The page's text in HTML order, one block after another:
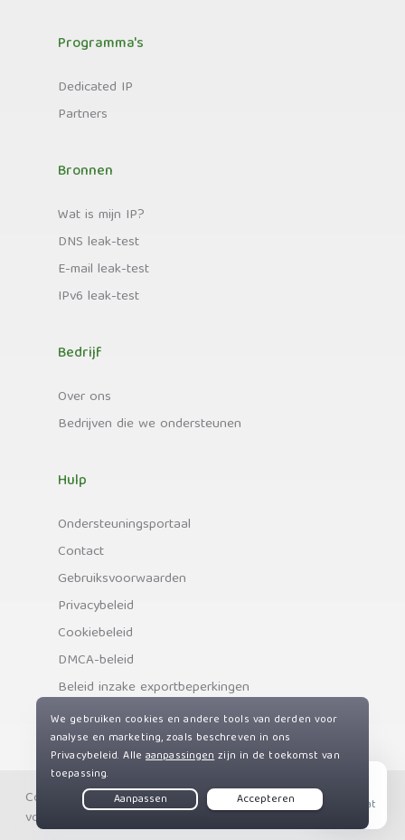
Programma's
Dedicated IP
Partners
Bronnen
Wat is mijn IP?
DNS leak-test
E-mail leak-test
IPv6 leak-test
Bedrijf
Over ons
Bedrijven die we ondersteunen
Hulp
Ondersteuningsportaal
Contact
Gebruiksvoorwaarden
Privacybeleid
Cookiebeleid
DMCA-beleid
Beleid inzake exportbeperkingen
Copyright © Private Internet Access, Inc. Alle rechten
voorbehouden.
Live Chat